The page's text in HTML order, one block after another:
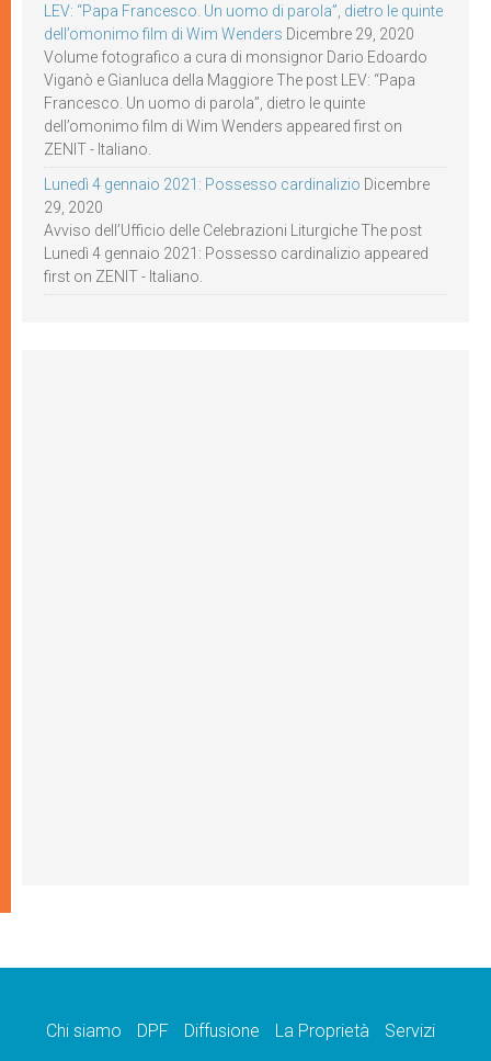
LEV: “Papa Francesco. Un uomo di parola”, dietro le quinte
dell’omonimo film di Wim Wenders Dicembre 29, 2020
Volume fotografico a cura di monsignor Dario Edoardo
Viganò e Gianluca della Maggiore The post LEV: “Papa
Francesco. Un uomo di parola”, dietro le quinte
dell’omonimo film di Wim Wenders appeared first on
ZENIT - Italiano.
Lunedì 4 gennaio 2021: Possesso cardinalizio Dicembre
29, 2020
Avviso dell’Ufficio delle Celebrazioni Liturgiche The post
Lunedì 4 gennaio 2021: Possesso cardinalizio appeared
first on ZENIT - Italiano.
Chi siamo DPF Diffusione La Proprietà
Servizi